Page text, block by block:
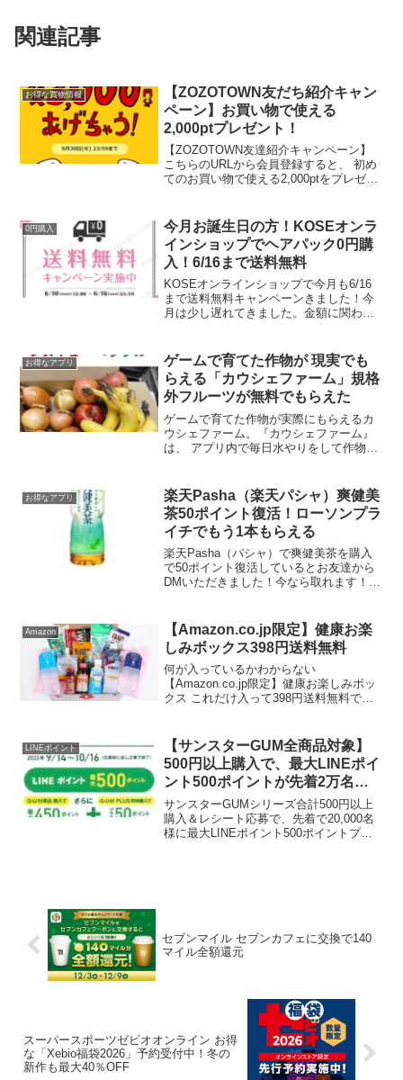
関連記事
お得な買物情報
【ZOZOTOWN友だち紹介キャン
ペーン】お買い物で使える
2,000ptプレゼント！
【ZOZOTOWN友達紹介キャンペーン】
こちらのURLから会員登録すると、 初め
てのお買い物で使える2,000ptをプレゼン
紹介しあってポイントをGETしよう！紹
介...
0円購入
今月お誕生日の方！KOSEオンラ
インショップでヘアパック0円購
入！6/16まで送料無料
KOSEオンラインショップで今月も6/16
まで送料無料キャンペーンきました！今
月は少し遅れてきました。金額に関わら
先月、誕生日特典で100ポイン...
お得なアプリ
ゲームで育てた作物が 現実でも
らえる「カウシェファーム」規格
外フルーツが無料でもらえた
ゲームで育てた作物が実際にもらえるカ
ウシェファーム。『カウシェファーム』
は、 アプリ内で毎日水やりをして作物を
追記】2回目の収穫ができました。「玉ね
ぎ＆フルーツ」レ...
お得なアプリ
楽天Pasha（楽天パシャ）爽健美
茶50ポイント復活！ローソンプラ
イチでもう1本もらえる
楽天Pasha（パシャ）で爽健美茶を購入
で50ポイント復活しているとお友達から
DMいただきました！今なら取れます！！
い得という訳ではないかもしれません
が、楽天パシ...
Amazon
【Amazon.co.jp限定】健康お楽
しみボックス398円送料無料
何が入っているかわからない
【Amazon.co.jp限定】健康お楽しみボッ
クス これだけ入って398円送料無料で
健康お楽しみボックス
LINEポイント
【サンスターGUM全商品対象】
500円以上購入で、最大LINEポイ
ント500ポイントが先着2万名に
もらえる
サンスターGUMシリーズ合計500円以上
購入＆レシート応募で、先着で20,000名
様に最大LINEポイント500ポイントプレ
セブンマイル セブンカフェに交換で140
マイル全額還元
スーパースポーツゼビオオンライン お得
な「Xebio福袋2026」予約受付中！冬の
新作も最大40％OFF